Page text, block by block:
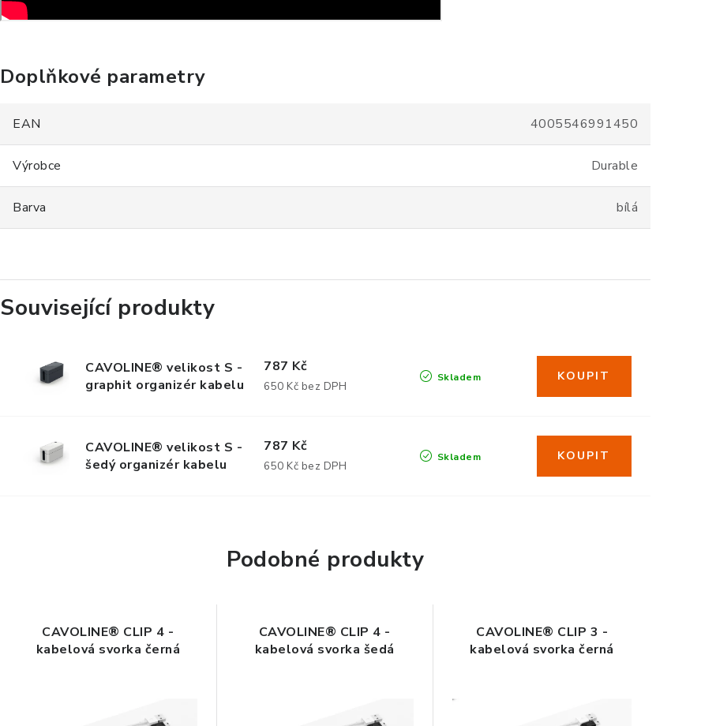
Doplňkové parametry
EAN 4005546991450
Výrobce Durable
Barva bílá
Související produkty
CAVOLINE® velikost S -
graphit organizér kabelu
Skladem
650 Kč bez DPH
787 Kč
CAVOLINE® velikost S -
šedý organizér kabelu
Skladem
650 Kč bez DPH
787 Kč
Podobné produkty
CAVOLINE® CLIP 4 -
kabelová svorka černá
CAVOLINE® CLIP 4 -
kabelová svorka šedá
CAVOLINE® CLIP 3 -
kabelová svorka černá